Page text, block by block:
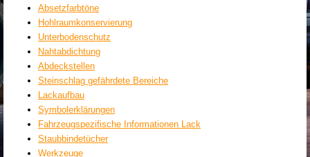
Absetzfarbtöne
Hohlraumkonservierung
Unterbodenschutz
Nahtabdichtung
Abdeckstellen
Steinschlag gefährdete Bereiche
Lackaufbau
Symbolerklärungen
Fahrzeugspezifische Informationen Lack
Staubbindetücher
Werkzeuge